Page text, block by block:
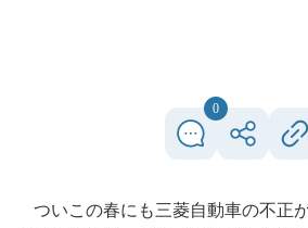
0
ついこの春にも三菱自動車の不正